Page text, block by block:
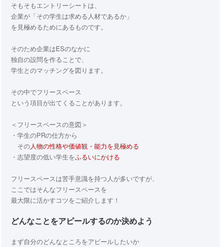
そもそもエントリーシートは、
企業が「その学生は求める人材であるか」
を見極めるためにあるものです。
そのため企業はESのなかに
独自の設問を作ることで、
学生とのマッチングを図ります。
その中でフリースペース
という項目が出てくることがあります。
＜フリースペースの意図＞
・学生のPRの仕方から
その人物の性格や価値観・能力を見極める
・志望度の低い学生をふるいにかける
フリースペースは苦手意識を持つ人が多いですが、
ここではそんなフリースペースを
最大限に活かすコツをご紹介します！
どんなことをアピールするのか決めよう
まず自分のどんなところをアピールしたいか